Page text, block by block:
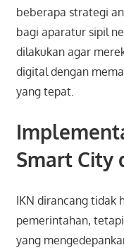
beberapa strategi
bagi aparatur sipil
dilakukan agar
digital dengan
yang tepat.
Smart City
IKN dirancang tidak
pemerintahan,
yang